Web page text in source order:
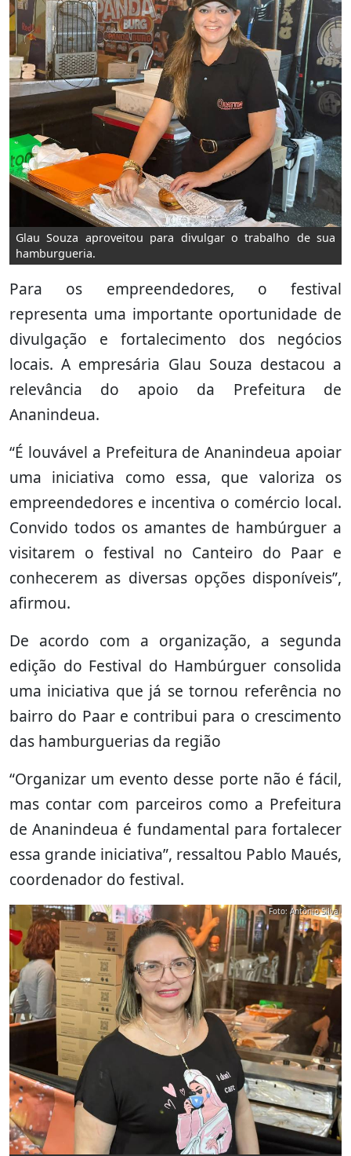
Glau Souza aproveitou para divulgar o trabalho de sua
hamburgueria.
Para os empreendedores, o festival
representa uma importante oportunidade de
divulgação e fortalecimento dos negócios
locais. A empresária Glau Souza destacou a
relevância do apoio da Prefeitura de
Ananindeua.
“É louvável a Prefeitura de Ananindeua apoiar
uma iniciativa como essa, que valoriza os
empreendedores e incentiva o comércio local.
Convido todos os amantes de hambúrguer a
visitarem o festival no Canteiro do Paar e
conhecerem as diversas opções disponíveis”,
afirmou.
De acordo com a organização, a segunda
edição do Festival do Hambúrguer consolida
uma iniciativa que já se tornou referência no
bairro do Paar e contribui para o crescimento
das hamburguerias da região
“Organizar um evento desse porte não é fácil,
mas contar com parceiros como a Prefeitura
de Ananindeua é fundamental para fortalecer
essa grande iniciativa”, ressaltou Pablo Maués,
coordenador do festival.
Foto: Antônio Silva